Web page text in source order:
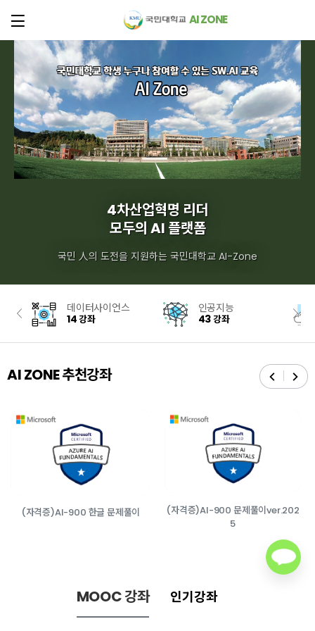
AI ZONE
4차산업혁명 리더
모두의 AI 플랫폼
국민 人의 도전을 지원하는 국민대학교 AI-Zone
데이터사이언스
14강좌
인공지능
43강좌
AI ZONE 추천강좌
(자격증)AI-900 한글 문제풀이
(자격증)AI-900 문제풀이ver.202
5
MOOC 강좌 인기강좌